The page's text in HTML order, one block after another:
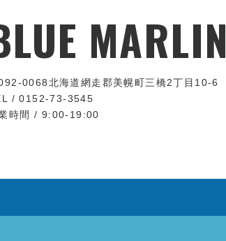
MARLIN
0068北海道網走郡美幌町三橋2丁目10-6
/ 0152-73-3545
時間 / 9:00-19:00